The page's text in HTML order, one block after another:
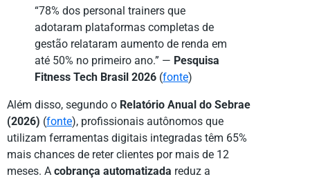
“78% dos personal trainers que
adotaram plataformas completas de
gestão relataram aumento de renda em
até 50% no primeiro ano.” — Pesquisa
Fitness Tech Brasil 2026 (fonte)
Além disso, segundo o Relatório Anual do Sebrae
(2026) (fonte), profissionais autônomos que
utilizam ferramentas digitais integradas têm 65%
mais chances de reter clientes por mais de 12
meses. A cobrança automatizada reduz a